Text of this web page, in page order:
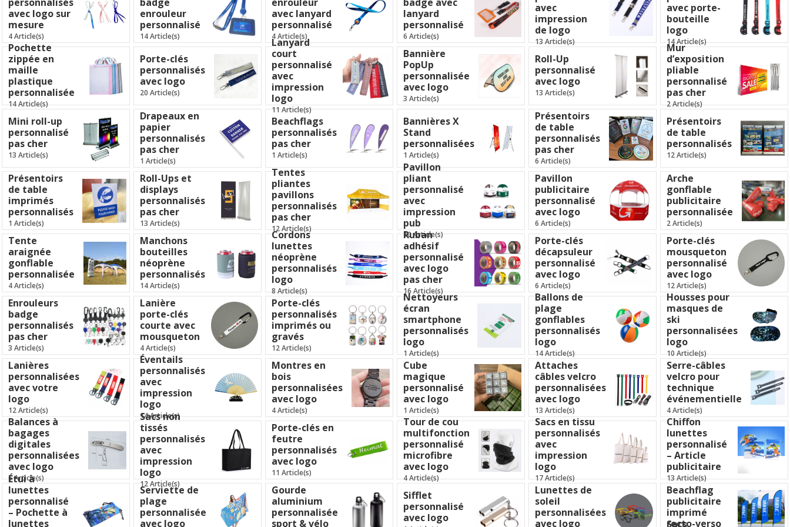
avec logo sur
mesure
4 Article(s)
enrouleur
personnalisé
14 Article(s)
avec lanyard
personnalisé
4 Article(s)
lanyard
personnalisé
6 Article(s)
avec
impression
de logo
13 Article(s)
avec porte-
bouteille
logo
14 Article(s)
Pochette
zippée en
maille
plastique
personnalisée
14 Article(s)
Porte-clés
personnalisés
avec logo
20 Article(s)
Lanyard
court
personnalisé
avec
impression
logo
11 Article(s)
Bannière
PopUp
personnalisée
avec logo
3 Article(s)
Roll-Up
personnalisé
avec logo
13 Article(s)
Mur
d’exposition
pliable
personnalisé
pas cher
2 Article(s)
Mini roll-up
personnalisé
pas cher
13 Article(s)
Drapeaux en
papier
personnalisés
pas cher
1 Article(s)
Beachflags
personnalisés
pas cher
1 Article(s)
Bannières X
Stand
personnalisées
1 Article(s)
Présentoirs
de table
personnalisés
pas cher
6 Article(s)
Présentoirs
de table
personnalisés
12 Article(s)
Présentoirs
de table
imprimés
personnalisés
1 Article(s)
Roll-Ups et
displays
personnalisés
pas cher
13 Article(s)
Tentes
pliantes
pavillons
personnalisés
pas cher
12 Article(s)
Pavillon
pliant
personnalisé
avec
impression
pub
10 Article(s)
Pavillon
publicitaire
personnalisé
avec logo
6 Article(s)
Arche
gonflable
publicitaire
personnalisée
2 Article(s)
Tente
araignée
gonflable
personnalisée
4 Article(s)
Manchons
bouteilles
néoprène
personnalisés
14 Article(s)
Cordons
lunettes
néoprène
personnalisés
logo
8 Article(s)
Ruban
adhésif
personnalisé
avec logo
pas cher
16 Article(s)
Porte-clés
décapsuleur
personnalisé
avec logo
6 Article(s)
Porte-clés
mousqueton
personnalisé
avec logo
12 Article(s)
Enrouleurs
badge
personnalisés
pas cher
3 Article(s)
Lanière
porte-clés
courte avec
mousqueton
4 Article(s)
Porte-clés
personnalisés
imprimés ou
gravés
12 Article(s)
Nettoyeurs
écran
smartphone
personnalisés
logo
1 Article(s)
Ballons de
plage
gonflables
personnalisés
logo
14 Article(s)
Housses pour
masques de
ski
personnalisées
logo
10 Article(s)
Lanières
personnalisées
avec votre
logo
12 Article(s)
Éventails
personnalisés
avec
impression
logo
14 Article(s)
Montres en
bois
personnalisées
avec logo
4 Article(s)
Cube
magique
personnalisé
avec logo
1 Article(s)
Attaches
câbles velcro
personnalisées
avec logo
13 Article(s)
Serre-câbles
velcro pour
technique
événementielle
4 Article(s)
Balances à
bagages
digitales
personnalisées
avec logo
6 Article(s)
Sacs non
tissés
personnalisés
avec
impression
logo
12 Article(s)
Porte-clés en
feutre
personnalisés
avec logo
11 Article(s)
Tour de cou
multifonction
personnalisé
microfibre
avec logo
4 Article(s)
Sacs en tissu
personnalisés
avec
impression
logo
17 Article(s)
Chiffon
lunettes
personnalisé
– Article
publicitaire
13 Article(s)
Étui à
lunettes
personnalisé
– Pochette à
lunettes
Serviette de
plage
personnalisée
avec logo
Gourde
aluminium
personnalisée
sport & vélo
Sifflet
personnalisé
avec logo
Lunettes de
soleil
personnalisées
avec logo
Beachflag
publicitaire
imprimé
recto-verso
Sacs